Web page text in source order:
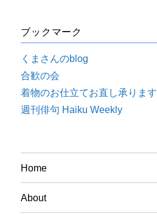
ブックマーク
くまさんのblog
合歓の会
着物のお仕立てお直し承ります
週刊俳句 Haiku Weekly
Home
About